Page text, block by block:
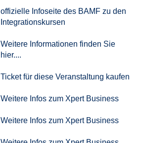
offizielle Infoseite des BAMF zu den
Integrationskursen
Weitere Informationen finden Sie
hier....
Ticket für diese Veranstaltung kaufen
Weitere Infos zum Xpert Business
Weitere Infos zum Xpert Business